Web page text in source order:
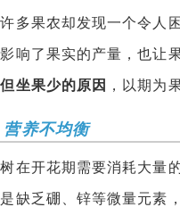
多果农却发现一个令人
响了果实的产量，也让
坐果少的原因 ，以期为
营养不均衡
开花期需要消耗大量的
缺乏硼、锌等微量元素